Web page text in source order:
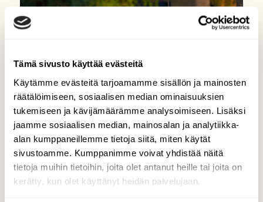
Tämä sivusto käyttää evästeitä
Käytämme evästeitä tarjoamamme sisällön ja mainosten
räätälöimiseen, sosiaalisen median ominaisuuksien
tukemiseen ja kävijämäärämme analysoimiseen. Lisäksi
jaamme sosiaalisen median, mainosalan ja analytiikka-
alan kumppaneillemme tietoja siitä, miten käytät
sivustoamme. Kumppanimme voivat yhdistää näitä
tietoja muihin tietoihin, joita olet antanut heille tai joita on
kerätty, kun olet käyttänyt heidän palvelujaan.
KYSY LUONNOSTA
Vainajat monien hajottajien
ulottumattomissa